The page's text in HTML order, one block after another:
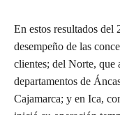
En estos resultados del
desempeño de las
clientes; del Norte, que
departamentos de
Cajamarca; y en Ica,